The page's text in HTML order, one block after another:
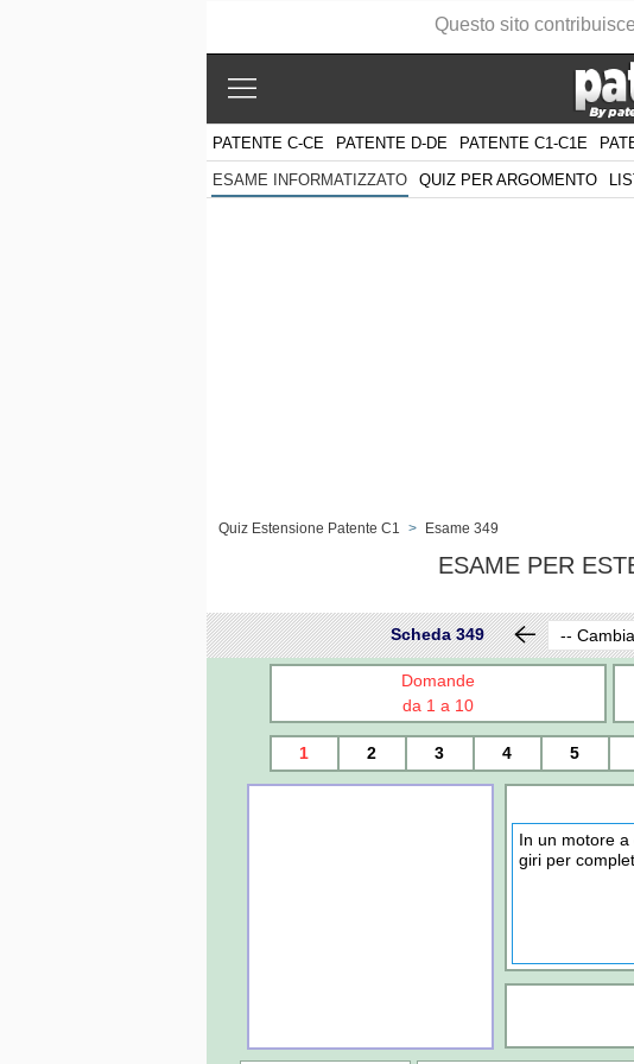
PATENTE C-CE PATENTE D-DE PATENTE C1-C1E
ESAME INFORMATIZZATO QUIZ PER ARGOMENTO
Quiz Estensione Patente C1 > Esame 349
ESAME PER
Scheda 349
Domande
da 1 a 10
1 2 3 4 5
In un motore
giri per
Questo sito